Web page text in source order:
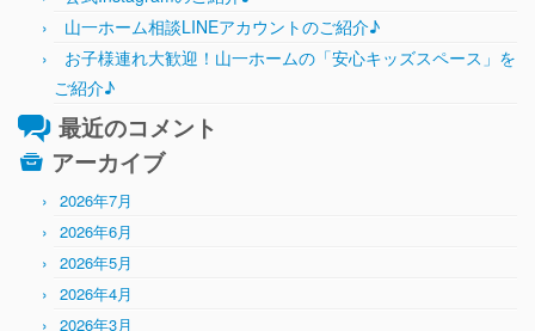
山一ホーム相談LINEアカウントのご紹介♪
お子様連れ大歓迎！山一ホームの「安心キッズスペース」を
ご紹介♪
最近のコメント
アーカイブ
2026年7月
2026年6月
2026年5月
2026年4月
2026年3月